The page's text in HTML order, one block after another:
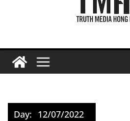
Day: 12/07/2022